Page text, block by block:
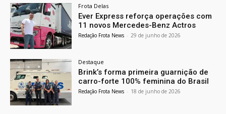
Frota Delas
Ever Express reforça operações com
11 novos Mercedes-Benz Actros
Redação Frota News - 29 de junho de 2026
Destaque
Brink’s forma primeira guarnição de
carro-forte 100% feminina do Brasil
Redação Frota News - 18 de junho de 2026